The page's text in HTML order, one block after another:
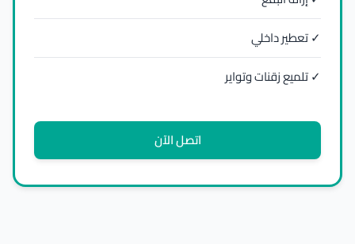
✓ تعطير داخلي
✓ تلميع زقنات وتواير
اتصل الآن